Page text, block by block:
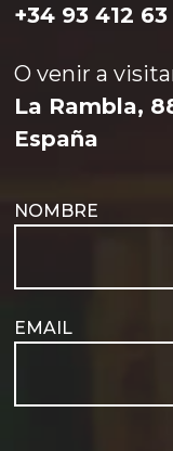
+34 93 412 63
O venir a
La Rambla,
España
NOMBRE
EMAIL